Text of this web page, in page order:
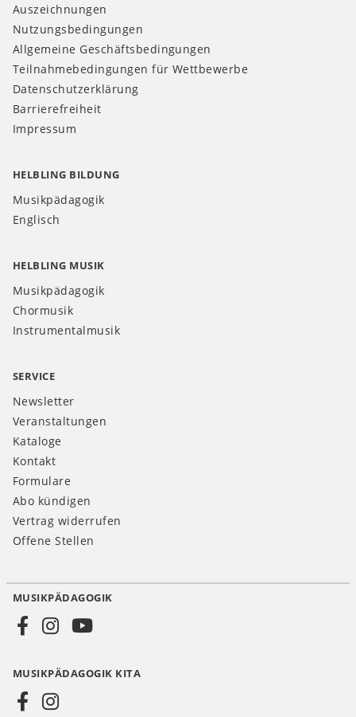
Auszeichnungen
Nutzungsbedingungen
Allgemeine Geschäftsbedingungen
Teilnahmebedingungen für Wettbewerbe
Datenschutzerklärung
Barrierefreiheit
Impressum
HELBLING BILDUNG
Musikpädagogik
Englisch
HELBLING MUSIK
Musikpädagogik
Chormusik
Instrumentalmusik
SERVICE
Newsletter
Veranstaltungen
Kataloge
Kontakt
Formulare
Abo kündigen
Vertrag widerrufen
Offene Stellen
Social
Media
DE
MUSIKPÄDAGOGIK
MUSIKPÄDAGOGIK KITA